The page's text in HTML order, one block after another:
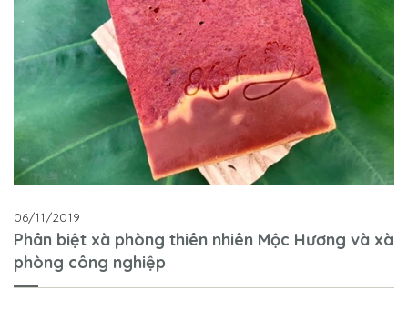
06/11/2019
Phân biệt xà phòng thiên nhiên Mộc Hương và xà
phòng công nghiệp